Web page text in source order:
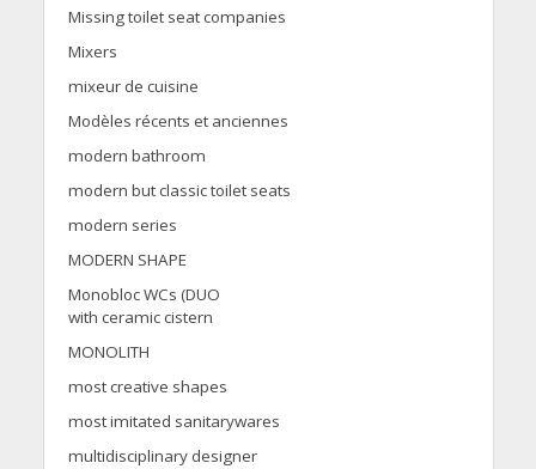
Missing toilet seat companies
Mixers
mixeur de cuisine
Modèles récents et anciennes
modern bathroom
modern but classic toilet seats
modern series
MODERN SHAPE
Monobloc WCs (DUO
with ceramic cistern
MONOLITH
most creative shapes
most imitated sanitarywares
multidisciplinary designer